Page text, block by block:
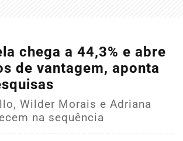
chega a 44,3% e abre
de vantagem, aponta
Wilder Morais e Adriana
na sequência